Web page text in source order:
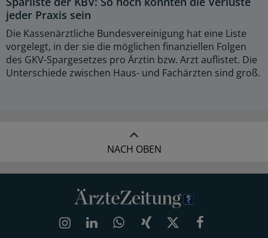
jeder Praxis sein
Die Kassenärztliche Bundesvereinigung hat eine Liste
vorgelegt, in der sie die möglichen finanziellen Folgen
des GKV-Spargesetzes pro Ärztin bzw. Arzt auflistet. Die
Unterschiede zwischen Haus- und Fachärzten sind groß.
NACH OBEN